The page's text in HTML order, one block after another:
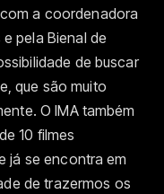
a coordenadora
pela Bienal de
de buscar
que são muito
O IMA também
10 filmes
já se encontra em
de trazermos os